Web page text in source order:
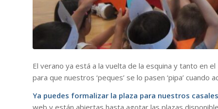
El verano ya está a la vuelta de la esquina y tanto en
para que nuestros ‘peques’ se lo pasen ‘pipa’ cuando
Ya puedes formalizar la plaza para nuestros